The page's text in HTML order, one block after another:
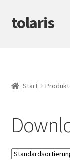
Zur
Navigation
Zum
Inhalt
tolaris
Produktinfos
Start